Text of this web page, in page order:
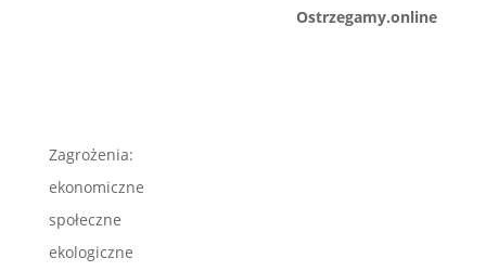
Ostrzegamy.online
Zagrożenia:
ekonomiczne
społeczne
ekologiczne